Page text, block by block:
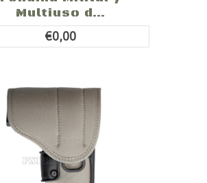
Multiuso d...
€0,00